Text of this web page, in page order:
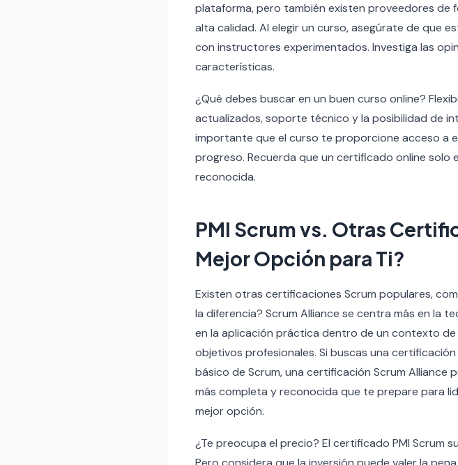
plataforma, pero también existen proveedores de
alta calidad. Al elegir un curso, asegúrate de que
con instructores experimentados. Investiga las
características.
¿Qué debes buscar en un buen curso online?
actualizados, soporte técnico y la posibilidad de
importante que el curso te proporcione acceso a
progreso. Recuerda que un certificado online solo
reconocida.
PMI Scrum vs. Otras
Mejor Opción para Ti?
Existen otras certificaciones Scrum populares,
la diferencia? Scrum Alliance se centra más en la
en la aplicación práctica dentro de un contexto
objetivos profesionales. Si buscas una
básico de Scrum, una certificación Scrum Alliance
más completa y reconocida que te prepare para
mejor opción.
¿Te preocupa el precio? El certificado PMI Scrum